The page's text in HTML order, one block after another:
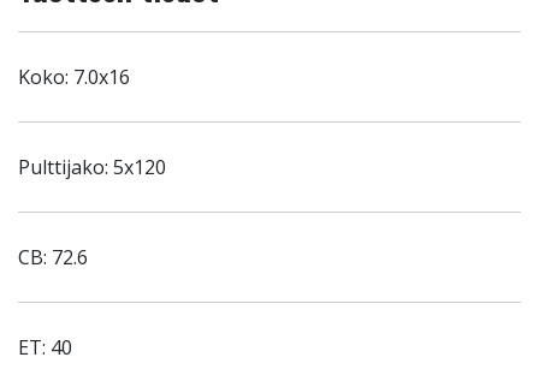
Koko: 7.0x16
Pulttijako: 5x120
CB: 72.6
ET: 40